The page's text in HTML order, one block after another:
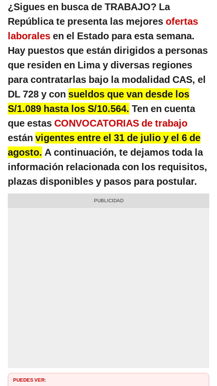
¿Sigues en busca de TRABAJO? La
República te presenta las mejores ofertas
laborales en el Estado para esta semana.
Hay puestos que están dirigidos a personas
que residen en Lima y diversas regiones
para contratarlas bajo la modalidad CAS, el
DL 728 y con sueldos que van desde los
S/1.089 hasta los S/10.564. Ten en cuenta
que estas CONVOCATORIAS de trabajo
están vigentes entre el 31 de julio y el 6 de
agosto. A continuación, te dejamos toda la
información relacionada con los requisitos,
plazas disponibles y pasos para postular.
PUEDES VER: